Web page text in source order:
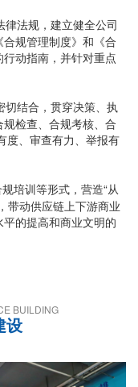
法规，建立健全公司
规管理制度》和《合
动指南，并针对重点
切结合，贯穿决策、执
检查、合规考核、合
度、审查有力、举报有
培训等形式，营造“从
带动供应链上下游商业
的提高和商业文明的
BUILDING
设